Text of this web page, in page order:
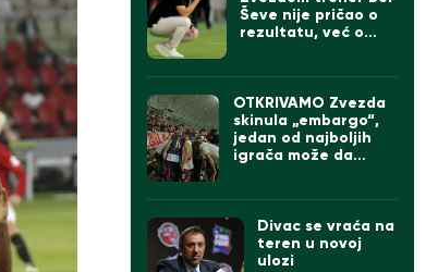
Ševe nije pričao o
rezultatu, već o
OTKRIVAMO Zvezda
skinula „embargo“,
jedan od najboljih
igrača može da
Divac se vraća na
teren u novoj
ulozi